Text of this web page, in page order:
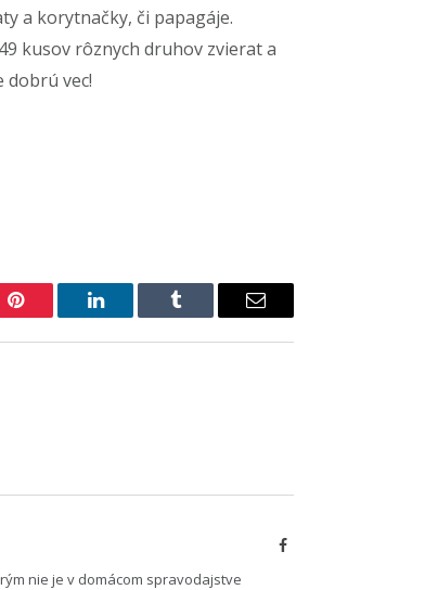
a korytnačky, či papagáje.
kusov rôznych druhov zvierat a
vec!
Pinterest LinkedIn Tumblr Email
Facebook
nie je v domácom spravodajstve